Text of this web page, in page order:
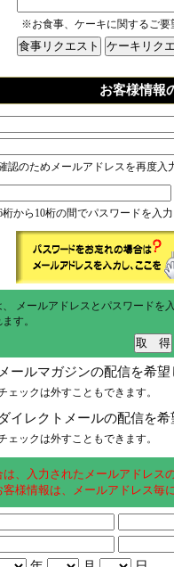
※お食事、ケーキに関するご要
お客様情報
認のためメールアドレスを再度入
から10桁の間でパスワードを入力
メールアドレスとパスワードを
す。
ールマガジンの配信を希望
ェックは外すこともできます。
イレクトメールの配信を希
ェックは外すこともできます。
、入力されたメールアドレス
情報は、メールアドレス毎に